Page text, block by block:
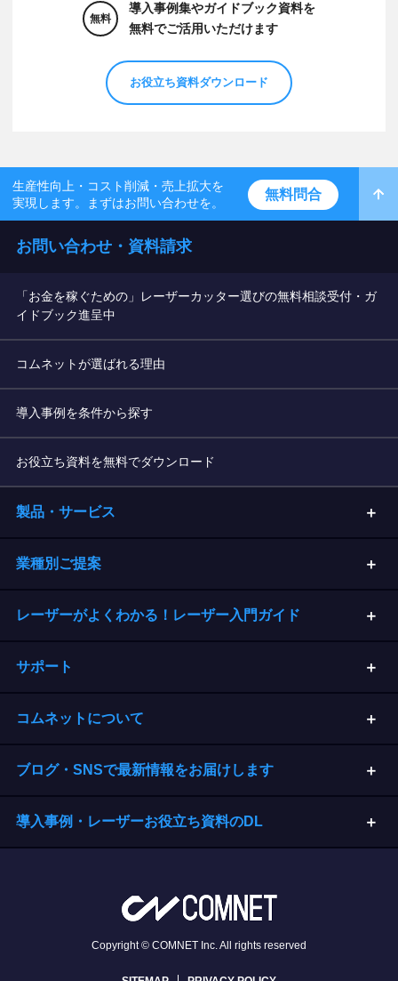
無料
導入事例集やガイドブック資料を
無料でご活用いただけます
お役立ち資料ダウンロード
生産性向上・コスト削減・売上拡大を
実現します。まずはお問い合わせを。
無料問合
お問い合わせ・資料請求
「お金を稼ぐための」レーザーカッター選びの無料相談受付・ガ
イドブック進呈中
コムネットが選ばれる理由
導入事例を条件から探す
お役立ち資料を無料でダウンロード
製品・サービス
業種別ご提案
レーザーがよくわかる！レーザー入門ガイド
サポート
コムネットについて
ブログ・SNSで最新情報をお届けします
導入事例・レーザーお役立ち資料のDL
Copyright © COMNET Inc. All rights reserved